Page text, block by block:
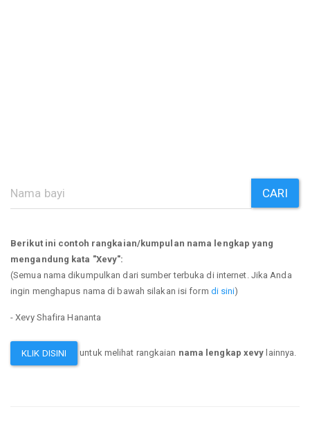
CARI
Berikut ini contoh rangkaian/kumpulan nama lengkap yang
mengandung kata "Xevy":
(Semua nama dikumpulkan dari sumber terbuka di internet. Jika Anda
ingin menghapus nama di bawah silakan isi form di sini)
- Xevy Shafira Hananta
KLIK DISINI untuk melihat rangkaian nama lengkap xevy lainnya.